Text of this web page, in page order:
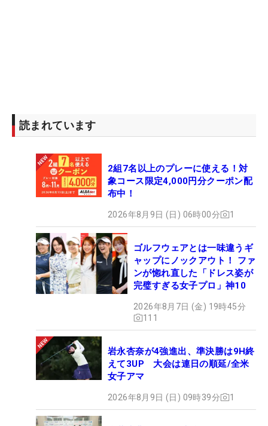
読まれています
2組7名以上のプレーに使える！対
象コース限定4,000円分クーポン配
布中！
2026年8月9日 (日) 06時00分 1
ゴルフウェアとは一味違うギ
ャップにノックアウト！ ファ
ンが惚れ直した「ドレス姿が
完璧すぎる女子プロ」神10
2026年8月7日 (金) 19時45分
111
岩永杏奈が4強進出、準決勝は9H終
えて3UP 大会は連日の順延/全米
女子アマ
2026年8月9日 (日) 09時39分 1